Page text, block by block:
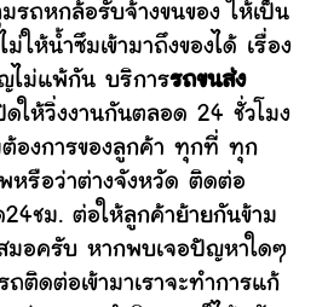
รถหกล้อรับจ้างขนของ ให้เป็น
ให้น้ำซึมเข้ามาถึงของได้ เรื่อง
ไม่แพ้กัน บริการรถขนส่ง
ปิดให้วิ่งงานกันตลอด 24 ชั่วโมง
ต้องการของลูกค้า ทุกที่ ทุก
พหรือว่าต่างจังหวัด ติดต่อ
24ชม. ต่อให้ลูกค้าย้ายกันข้าม
มอครับ หากพบเจอปัญหาใดๆ
ถติดต่อเข้ามาเราจะทำการแก้